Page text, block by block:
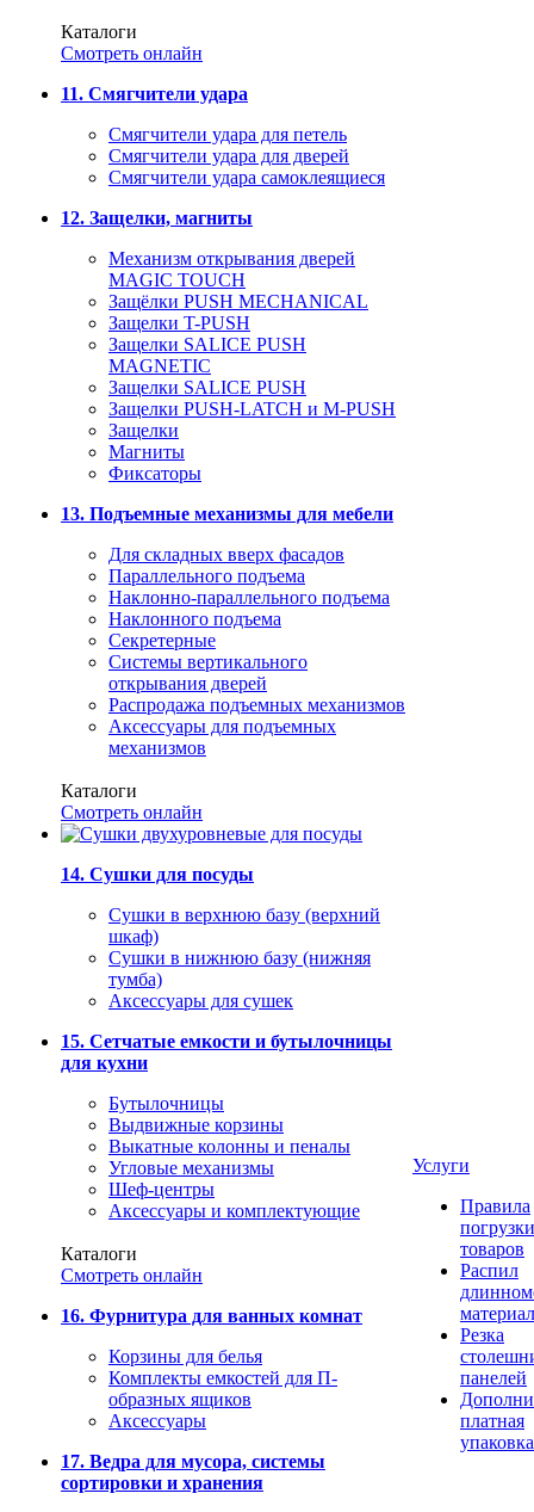
Каталоги
Смотреть онлайн
11. Смягчители удара
Смягчители удара для петель
Смягчители удара для дверей
Cмягчители удара самоклеящиеся
12. Защелки, магниты
Механизм открывания дверей
MAGIC TOUCH
Защёлки PUSH MECHANICAL
Защелки T-PUSH
Защелки SALICE PUSH
MAGNETIC
Защелки SALICE PUSH
Защелки PUSH-LATCH и M-PUSH
Защелки
Магниты
Фиксаторы
13. Подъемные механизмы для мебели
Для складных вверх фасадов
Параллельного подъема
Наклонно-параллельного подъема
Наклонного подъема
Секретерные
Системы вертикального
открывания дверей
Распродажа подъемных механизмов
Аксессуары для подъемных
механизмов
Каталоги
Смотреть онлайн
14. Сушки для посуды
Сушки в верхнюю базу (верхний
шкаф)
Сушки в нижнюю базу (нижняя
тумба)
Аксессуары для сушек
15. Сетчатые емкости и бутылочницы
для кухни
Бутылочницы
Выдвижные корзины
Выкатные колонны и пеналы
Угловые механизмы
Шеф-центры
Аксессуары и комплектующие
Каталоги
Смотреть онлайн
16. Фурнитура для ванных комнат
Корзины для белья
Комплекты емкостей для П-
образных ящиков
Аксессуары
17. Ведра для мусора, системы
сортировки и хранения
Услуги
Правила
погрузки
товаров
Распил
Резка
панелей
платная
упаковка